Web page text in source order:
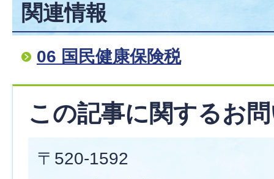
関連情報
06 国民健康保険税
この記事に関するお
〒520-1592